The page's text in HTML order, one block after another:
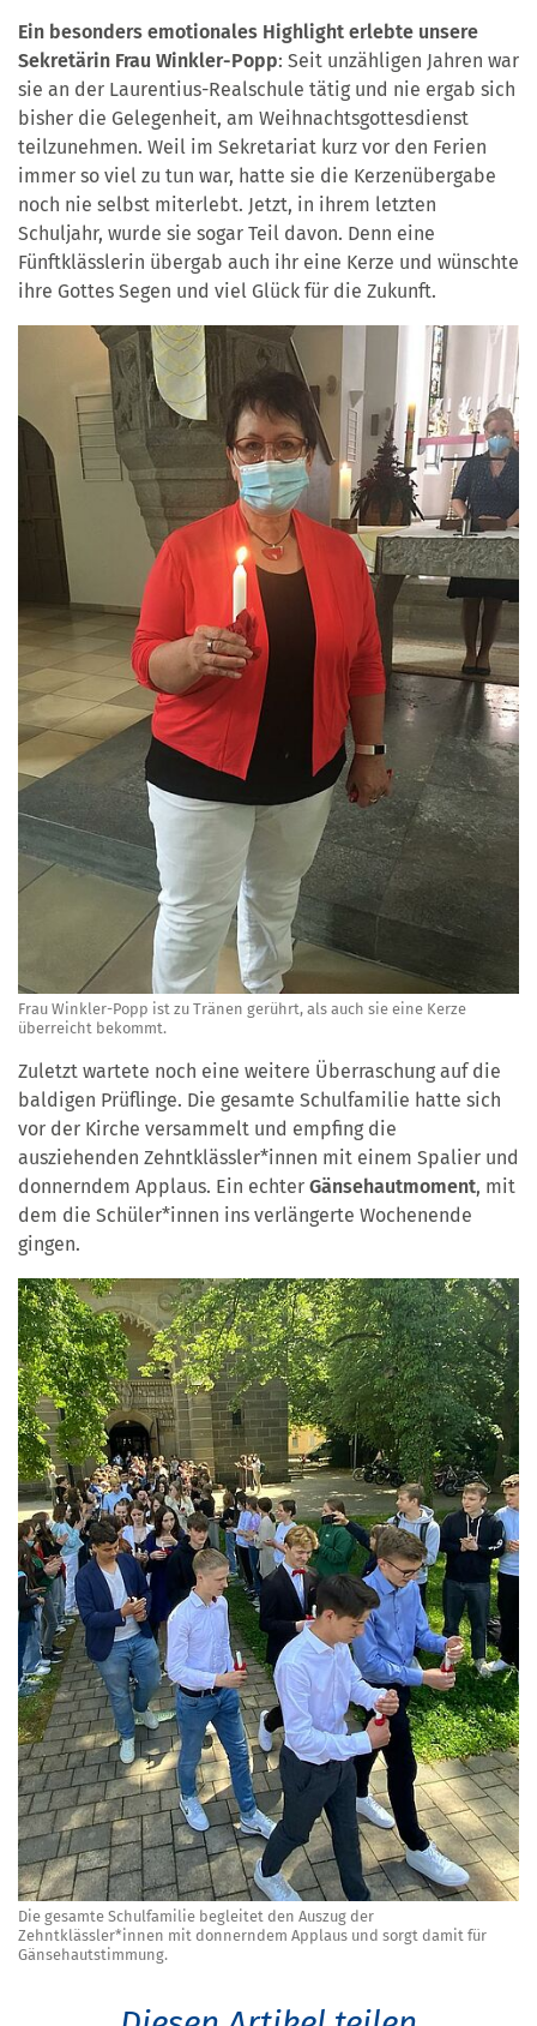
Ein besonders emotionales Highlight erlebte unsere
Sekretärin Frau Winkler-Popp: Seit unzähligen Jahren war
sie an der Laurentius-Realschule tätig und nie ergab sich
bisher die Gelegenheit, am Weihnachtsgottesdienst
teilzunehmen. Weil im Sekretariat kurz vor den Ferien
immer so viel zu tun war, hatte sie die Kerzenübergabe
noch nie selbst miterlebt. Jetzt, in ihrem letzten
Schuljahr, wurde sie sogar Teil davon. Denn eine
Fünftklässlerin übergab auch ihr eine Kerze und wünschte
ihre Gottes Segen und viel Glück für die Zukunft.
Frau Winkler-Popp ist zu Tränen gerührt, als auch sie eine Kerze
überreicht bekommt.
Zuletzt wartete noch eine weitere Überraschung auf die
baldigen Prüflinge. Die gesamte Schulfamilie hatte sich
vor der Kirche versammelt und empfing die
ausziehenden Zehntklässler*innen mit einem Spalier und
donnerndem Applaus. Ein echter Gänsehautmoment, mit
dem die Schüler*innen ins verlängerte Wochenende
gingen.
Die gesamte Schulfamilie begleitet den Auszug der
Zehntklässler*innen mit donnerndem Applaus und sorgt damit für
Gänsehautstimmung.